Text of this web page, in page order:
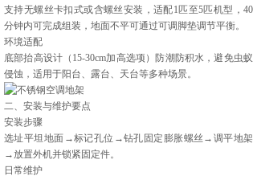
支持无螺丝卡扣式或含螺丝安装，适配1匹至5匹机型，40
分钟内可完成组装，地面不平可通过可调脚垫调节平衡。
环境适配‌
底部抬高设计（15-30cm加高选项）防潮防积水，避免虫蚁
侵蚀，适用于阳台、露台、天台等多种场景。
二、安装与维护要点
安装步骤‌
选址平坦地面→标记孔位→钻孔固定膨胀螺丝→调平地架
→放置外机并锁紧固定件。
日常维护‌